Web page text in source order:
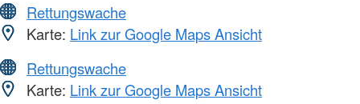
Rettungswache
Karte: Link zur Google Maps Ansicht
Rettungswache
Karte: Link zur Google Maps Ansicht